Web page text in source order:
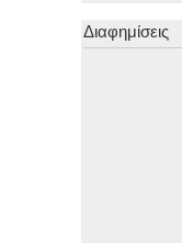
Διαφημίσεις